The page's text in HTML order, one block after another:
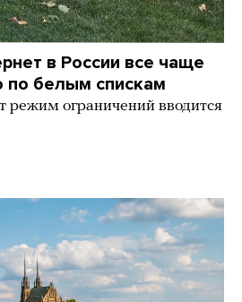
в России все чаще
по белым спискам
режим ограничений вводится